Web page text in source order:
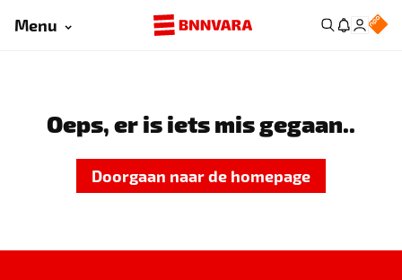
Menu
Oeps, er is iets mis gegaan..
Doorgaan naar de homepage